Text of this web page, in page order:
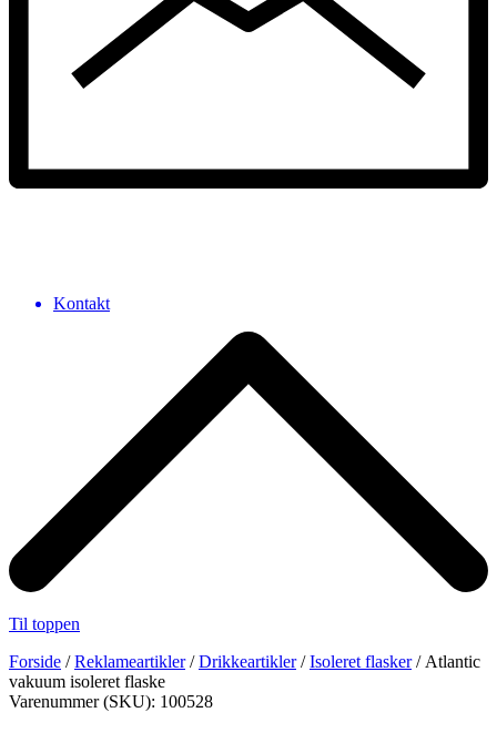
Kontakt
Til toppen
Forside /Reklameartikler/Drikkeartikler/Isoleret flasker/ Atlantic
vakuum isoleret flaske
Varenummer (SKU): 100528